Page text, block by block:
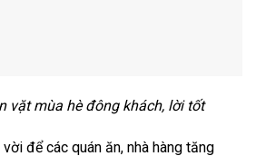
vặt mùa hè đông khách, lời tốt
để các quán ăn, nhà hàng tăng